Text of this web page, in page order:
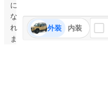
に
な
れ
ま
外装 内装